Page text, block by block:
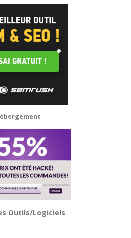
Outils/Logiciels